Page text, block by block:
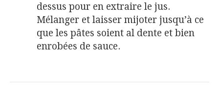
dessus pour en extraire le jus.
Mélanger et laisser mijoter jusqu’à ce
que les pâtes soient al dente et bien
enrobées de sauce.